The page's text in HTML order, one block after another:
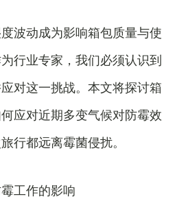
波动成为影响箱包质量与使
行业专家，我们必须认识到
对这一挑战。本文将探讨箱
应对近期多变气候对防霉效
行都远离霉菌侵扰。
工作的影响